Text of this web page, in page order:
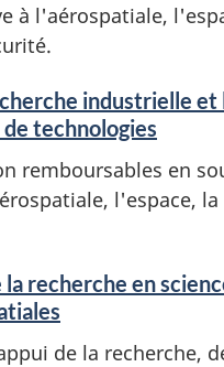
à l'aérospatiale,
industrielle et
technologies
remboursables en
l'espace, la
recherche en
de la recherche,